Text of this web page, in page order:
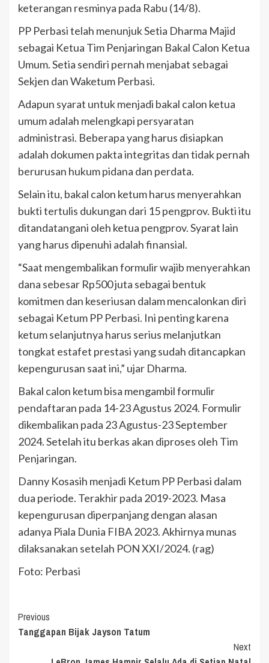
keterangan resminya pada Rabu (14/8).
PP Perbasi telah menunjuk Setia Dharma Majid
sebagai Ketua Tim Penjaringan Bakal Calon Ketua
Umum. Setia sendiri pernah menjabat sebagai
Sekjen dan Waketum Perbasi.
Adapun syarat untuk menjadi bakal calon ketua
umum adalah melengkapi persyaratan
administrasi. Beberapa yang harus disiapkan
adalah dokumen pakta integritas dan tidak pernah
berurusan hukum pidana dan perdata.
Selain itu, bakal calon ketum harus menyerahkan
bukti tertulis dukungan dari 15 pengprov. Bukti itu
ditandatangani oleh ketua pengprov. Syarat lain
yang harus dipenuhi adalah finansial.
“Saat mengembalikan formulir wajib menyerahkan
dana sebesar Rp500 juta sebagai bentuk
komitmen dan keseriusan dalam mencalonkan diri
sebagai Ketum PP Perbasi. Ini penting karena
ketum selanjutnya harus serius melanjutkan
tongkat estafet prestasi yang sudah ditancapkan
kepengurusan saat ini,” ujar Dharma.
Bakal calon ketum bisa mengambil formulir
pendaftaran pada 14-23 Agustus 2024. Formulir
dikembalikan pada 23 Agustus-23 September
2024. Setelah itu berkas akan diproses oleh Tim
Penjaringan.
Danny Kosasih menjadi Ketum PP Perbasi dalam
dua periode. Terakhir pada 2019-2023. Masa
kepengurusan diperpanjang dengan alasan
adanya Piala Dunia FIBA 2023. Akhirnya munas
dilaksanakan setelah PON XXI/2024. (rag)
Foto: Perbasi
Continue
Reading
Previous
Tanggapan Bijak Jayson Tatum
Next